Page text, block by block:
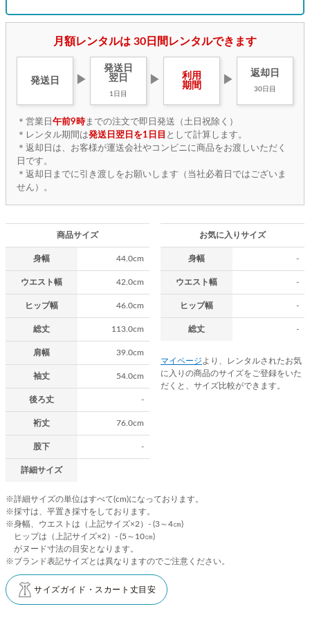
月額レンタルは 30日間レンタルできます
発送日 ▶
発送日
翌日
1日目
▶
利用
期間
▶
返却日
30日目
＊営業日 午前9時までの注文で即日発送（土日祝除く）
＊レンタル期間は発送日翌日を1日目 として計算します。
＊返却日は、お客様が運送会社やコンビニに商品をお渡しいただく
日です。
＊返却日までに引き渡しをお願いします（当社必着日ではございま
せん）。
商品サイズ
身幅 44.0cm
ウエスト幅 42.0cm
ヒップ幅 46.0cm
総丈 113.0cm
肩幅 39.0cm
袖丈 54.0cm
後ろ丈 -
裄丈 76.0cm
股下 -
詳細サイズ
お気に入りサイズ
身幅 -
ウエスト幅 -
ヒップ幅 -
総丈 -
マイページ より、レンタルされたお気
に入りの商品のサイズをご登録をいた
だくと、サイズ比較ができます。
※詳細サイズの単位はすべて(cm)になっております。
※採寸は、平置き採寸をしております。
※身幅、ウエストは（上記サイズ×2）- (3～4㎝)
ヒップは（上記サイズ×2）- (5～10㎝)
がヌード寸法の目安となります。
※ブランド表記サイズとは異なりますのでご注意ください。
サイズガイド・スカート丈目安